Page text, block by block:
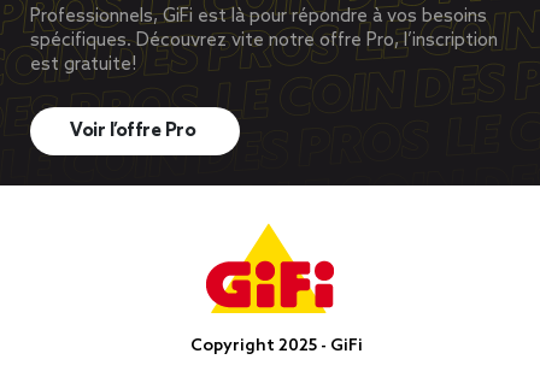
Professionnels, GiFi est là pour répondre à vos besoins
spécifiques. Découvrez vite notre offre Pro, l’inscription
est gratuite!
Voir l’offre Pro
Copyright 2025 - GiFi